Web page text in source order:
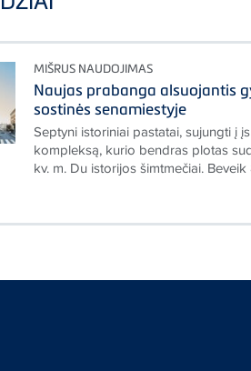
MIŠRUS NAUDOJIMAS
Naujas prabanga alsuojantis
sostinės senamiestyje
Septyni istoriniai pastatai, sujungti į
kompleksą, kurio bendras plotas
kv. m. Du istorijos šimtmečiai.